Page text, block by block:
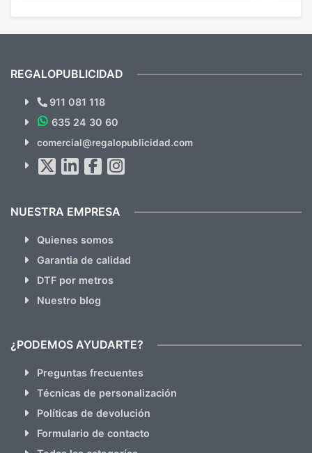
¿Quieres ver nuestras últimas
Novedades y Ofertas?
hacemos Spam)
REGALOPUBLICIDAD
911 081 118
635 24 30 60
comercial@regalopublicidad.com
NUESTRA EMPRESA
Quienes somos
Garantia de calidad
DTF por metros
Nuestro blog
¿PODEMOS AYUDARTE?
Preguntas frecuentes
Técnicas de personalización
Políticas de devolución
Formulario de contacto